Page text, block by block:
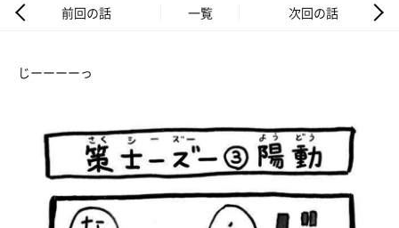
前回の話 一覧 次回の話
じーーーーっ